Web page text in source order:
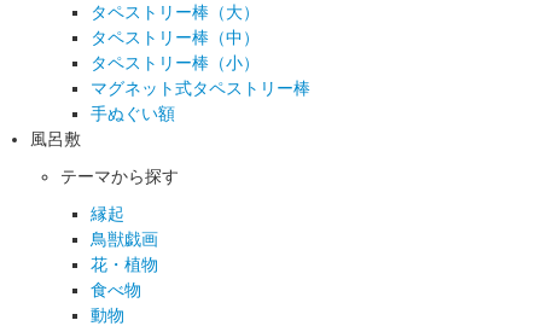
タペストリー棒（大）
タペストリー棒（中）
タペストリー棒（小）
マグネット式タペストリー棒
手ぬぐい額
風呂敷
テーマから探す
縁起
鳥獣戯画
花・植物
食べ物
動物